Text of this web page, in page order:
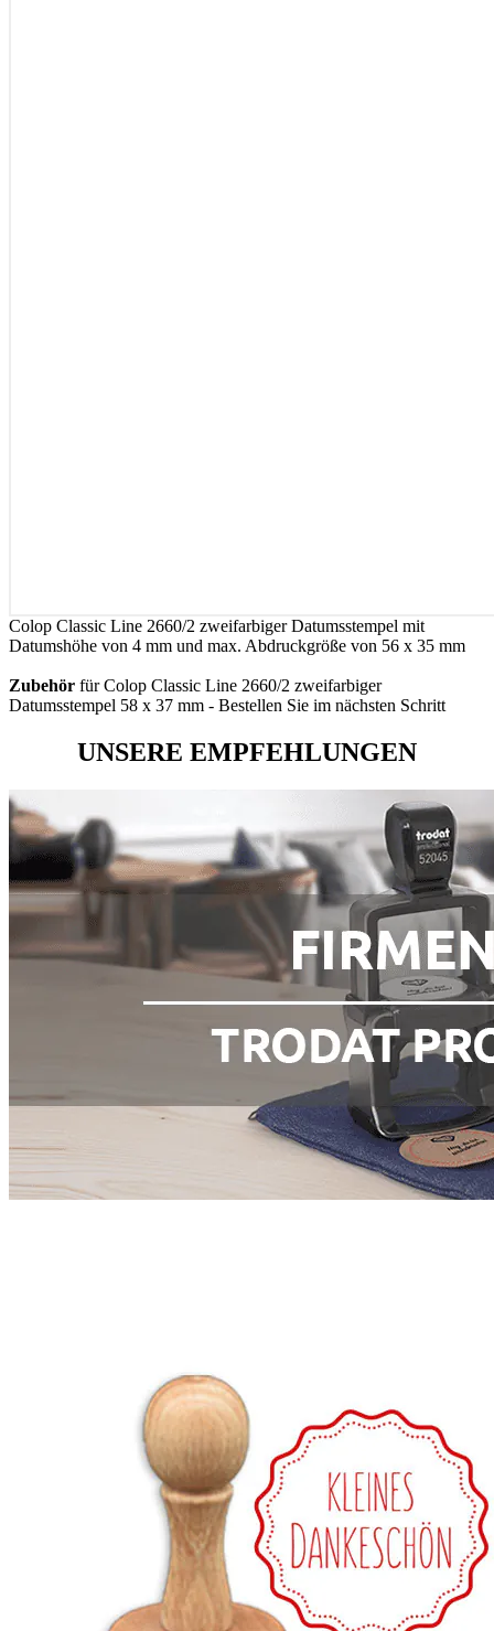
Colop Classic Line 2660/2 zweifarbiger Datumsstempel mit
Datumshöhe von 4 mm und max. Abdruckgröße von 56 x 35 mm
Zubehör für Colop Classic Line 2660/2 zweifarbiger
Datumsstempel 58 x 37 mm - Bestellen Sie im nächsten Schritt
UNSERE EMPFEHLUNGEN